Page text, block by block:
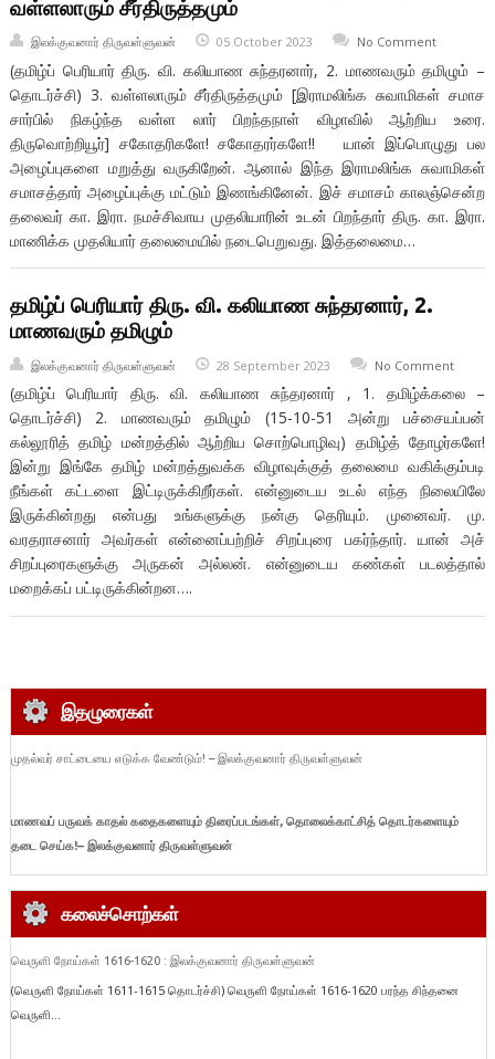
வள்ளலாரும் சீர்திருத்தமும்
இலக்குவனார் திருவள்ளுவன் 05 October 2023 No Comment
(தமிழ்ப் பெரியார் திரு. வி. கலியாண சுந்தரனார், 2. மாணவரும் தமிழும் –
தொடர்ச்சி) 3. வள்ளலாரும் சீர்திருத்தமும் [இராமலிங்க சுவாமிகள் சமாச
சார்பில் நிகழ்ந்த வள்ள லார் பிறந்தநாள் விழாவில் ஆற்றிய உரை.
திருவொற்றியூர்] சகோதரிகளே! சகோதரர்களே!! யான் இப்பொழுது பல
அழைப்புகளை மறுத்து வருகிறேன். ஆனால் இந்த இராமலிங்க சுவாமிகள்
சமாசத்தார் அழைப்புக்கு மட்டும் இணங்கினேன். இச் சமாசம் காலஞ்சென்ற
தலைவர் கா. இரா. நமச்சிவாய முதலியாரின் உடன் பிறந்தார் திரு. கா. இரா.
மாணிக்க முதலியார் தலைமையில் நடைபெறுவது. இத்தலைமை…
தமிழ்ப் பெரியார் திரு. வி. கலியாண சுந்தரனார், 2.
மாணவரும் தமிழும்
இலக்குவனார் திருவள்ளுவன் 28 September 2023 No Comment
(தமிழ்ப் பெரியார் திரு. வி. கலியாண சுந்தரனார் , 1. தமிழ்க்கலை –
தொடர்ச்சி) 2. மாணவரும் தமிழும் (15-10-51 அன்று பச்சையப்பன்
கல்லூரித் தமிழ் மன்றத்தில் ஆற்றிய சொற்பொழிவு) தமிழ்த் தோழர்களே!
இன்று இங்கே தமிழ் மன்றத்துவக்க விழாவுக்குத் தலைமை வகிக்கும்படி
நீங்கள் கட்டளை இட்டிருக்கிறீர்கள். என்னுடைய உடல் எந்த நிலையிலே
இருக்கின்றது என்பது உங்களுக்கு நன்கு தெரியும். முனைவர். மு.
வரதராசனார் அவர்கள் என்னைப்பற்றிச் சிறப்புரை பகர்ந்தார். யான் அச்
சிறப்புரைகளுக்கு அருகன் அல்லன். என்னுடைய கண்கள் படலத்தால்
மறைக்கப் பட்டிருக்கின்றன….
இதழுரைகள்
முதல்வர் சாட்டையை எடுக்க வேண்டும்! – இலக்குவனார் திருவள்ளுவன்
மாணவப் பருவக் காதல் கதைகளையும் திரைப்படங்கள், தொலைக்காட்சித் தொடர்களையும்
தடை செய்க!– இலக்குவனார் திருவள்ளுவன்
கலைச்சொற்கள்
வெருளி நோய்கள் 1616-1620 : இலக்குவனார் திருவள்ளுவன்
(வெருளி நோய்கள் 1611-1615 தொடர்ச்சி) வெருளி நோய்கள் 1616-1620 பரந்த சிந்தனை
வெருளி...